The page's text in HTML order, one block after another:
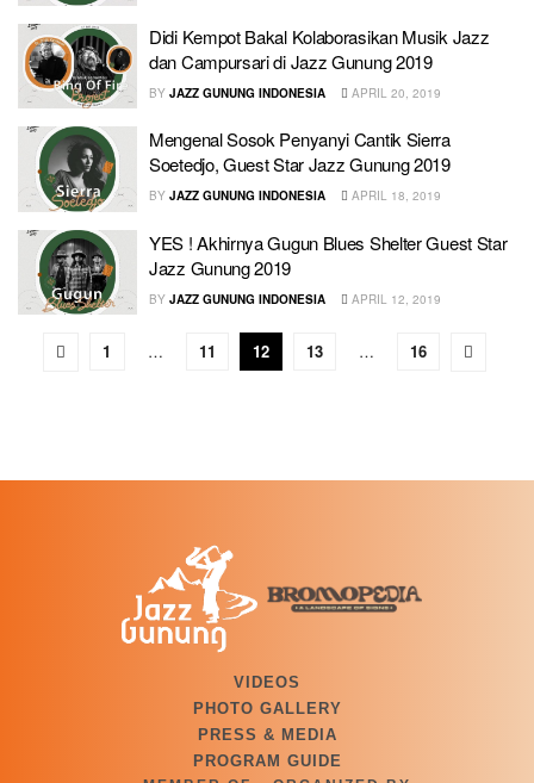
Didi Kempot Bakal Kolaborasikan Musik Jazz
dan Campursari di Jazz Gunung 2019
BY JAZZ GUNUNG INDONESIA APRIL 20, 2019
Mengenal Sosok Penyanyi Cantik Sierra
Soetedjo, Guest Star Jazz Gunung 2019
BY JAZZ GUNUNG INDONESIA APRIL 18, 2019
YES ! Akhirnya Gugun Blues Shelter Guest Star
Jazz Gunung 2019
BY JAZZ GUNUNG INDONESIA APRIL 12, 2019
1 … 11 12 13 … 16
VIDEOS
PHOTO GALLERY
PRESS & MEDIA
PROGRAM GUIDE